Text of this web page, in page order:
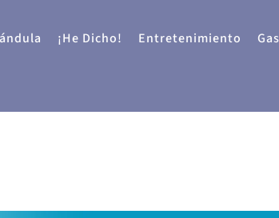
¡He Dicho! Entretenimiento